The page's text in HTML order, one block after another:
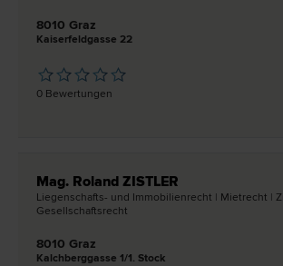
8010 Graz
Kaiserfeldgasse 22
0 Bewertungen
Mag. Roland ZISTLER
Liegenschafts- und Immobilien­recht | Miet­recht |
Gesellschafts­recht
8010 Graz
Kalchberggasse 1/1. Stock